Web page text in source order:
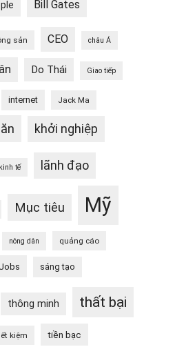
Bill Gates
sản CEO châu Á
Do Thái Giao tiếp
internet Jack Ma
khởi nghiệp
kinh tế lãnh đạo
Mục tiêu Mỹ
nông dân quảng cáo
sáng tạo
thông minh thất bại
kiệm tiền bạc